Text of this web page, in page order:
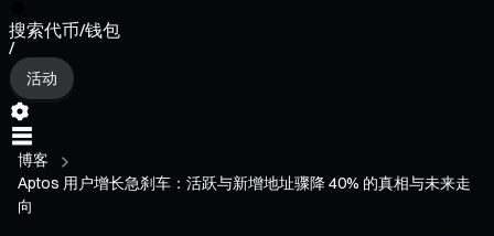
搜索代币/钱包
/
活动
博客
Aptos 用户增长急刹车：活跃与新增地址骤降 40% 的真相与未来走
向